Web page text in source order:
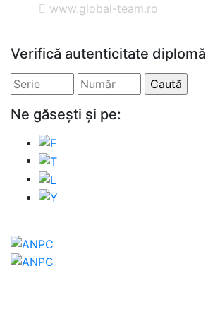
www.global-team.ro
Verifică autenticitate diplomă
Ne găsești și pe: